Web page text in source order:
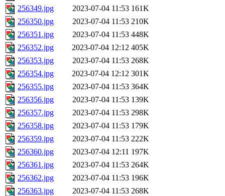
256349.jpg
2023-07-04 11:53 161K
256350.jpg
2023-07-04 11:53 210K
256351.jpg
2023-07-04 11:53 448K
256352.jpg
2023-07-04 12:12 405K
256353.jpg
2023-07-04 11:53 268K
256354.jpg
2023-07-04 12:12 301K
256355.jpg
2023-07-04 11:53 364K
256356.jpg
2023-07-04 11:53 139K
256357.jpg
2023-07-04 11:53 298K
256358.jpg
2023-07-04 11:53 179K
256359.jpg
2023-07-04 11:53 222K
256360.jpg
2023-07-04 12:11 197K
256361.jpg
2023-07-04 11:53 264K
256362.jpg
2023-07-04 11:53 196K
256363.jpg
2023-07-04 11:53 268K